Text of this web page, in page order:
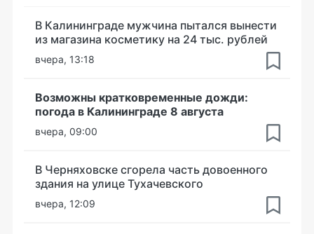
В Калининграде мужчина пытался вынести
из магазина косметику на 24 тыс. рублей
вчера, 13:18
Возможны кратковременные дожди:
погода в Калининграде 8 августа
вчера, 09:00
В Черняховске сгорела часть довоенного
здания на улице Тухачевского
вчера, 12:09